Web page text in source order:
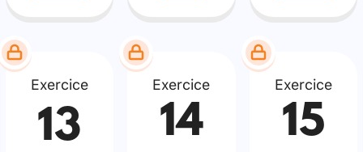
Exercice
13
Exercice
14
Exercice
15